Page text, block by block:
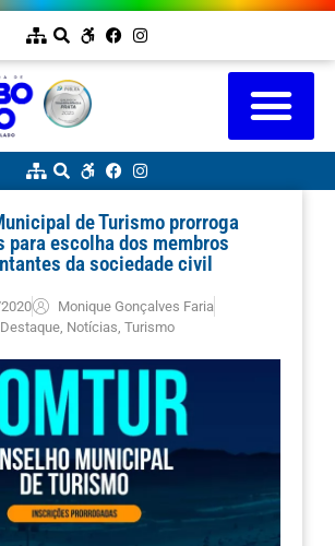
de Turismo prorroga
para escolha dos membros
da sociedade civil
Monique Gonçalves Faria
Destaque, Notícias Turismo